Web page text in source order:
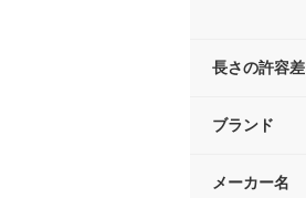
長さの許容差
ブランド
メーカー名